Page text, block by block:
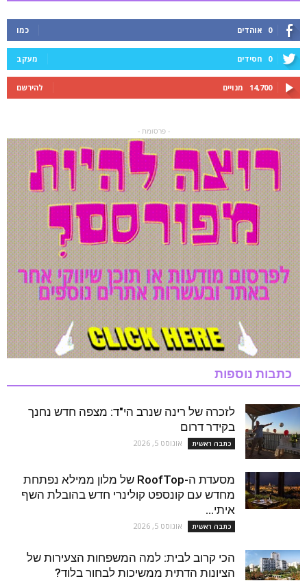
0 אוהדים כמו
0 חסידים מעקב
14,700 מנויים להירשם
- פרסומת -
כתבות נוספות
לזכרה של רינה שנרב הי"ד: מצפה חדש נחנך
בקידר דרום
כתבה ראשית אוגוסט 5, 2026
מסעדת ה-RoofTop של מלון ממילא נפתחת
מחדש עם קונספט קולינרי חדש בהובלת השף
איתי...
כתבה ראשית אוגוסט 5, 2026
הכי קרוב לבית: למה המשפחות הצעירות של
הציונות הדתית ממשיכות לבחור בלוד?